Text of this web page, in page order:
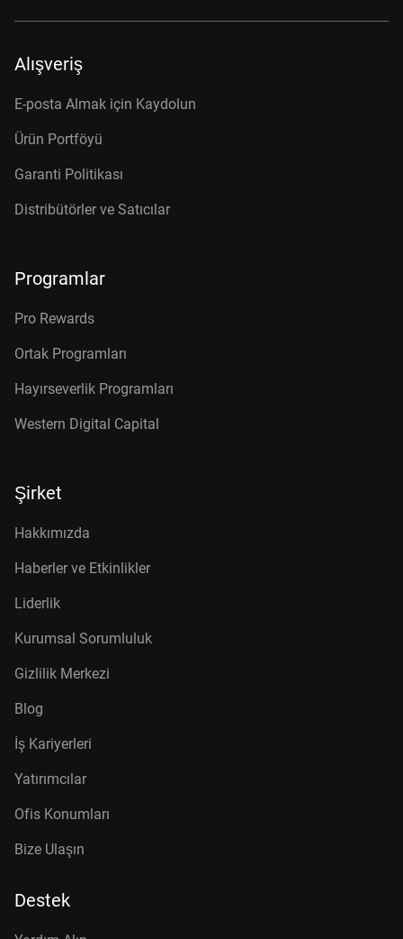
Alışveriş
E-posta Almak için Kaydolun
Ürün Portföyü
Garanti Politikası
Distribütörler ve Satıcılar
Programlar
Pro Rewards
Ortak Programları
Hayırseverlik Programları
Western Digital Capital
Şirket
Hakkımızda
Haberler ve Etkinlikler
Liderlik
Kurumsal Sorumluluk
Gizlilik Merkezi
Blog
İş Kariyerleri
Yatırımcılar
Ofis Konumları
Bize Ulaşın
Destek